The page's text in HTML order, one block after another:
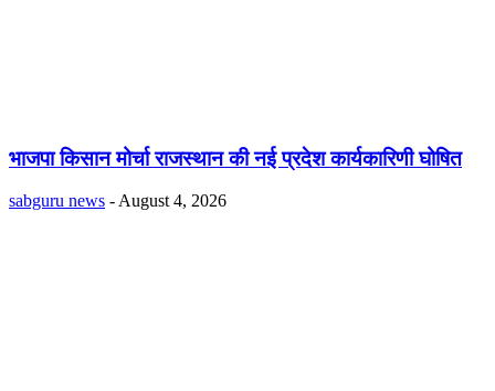
भाजपा किसान मोर्चा राजस्थान की नई प्रदेश कार्यकारिणी घोषित
sabguru news - August 4, 2026